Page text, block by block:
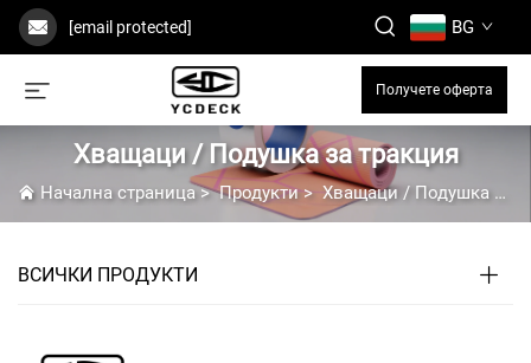
[email protected] BG
Получете оферта
Хващаци / Подушка за тракция
Начална страница>Продукти> Хващаци / Подушка за тракция
ВСИЧКИ ПРОДУКТИ